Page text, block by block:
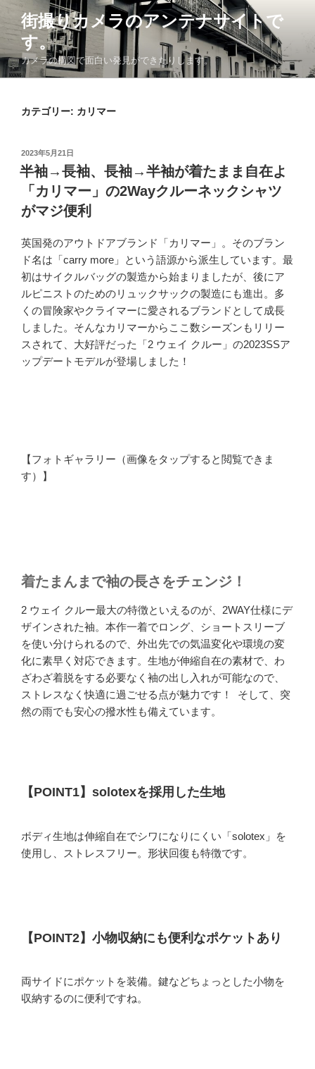
コ
ン
テ
ン
ツ
街撮りカメラのアンテナサイトで
す。
カメラの構図で面白い発見ができたりします。
カテゴリー: カリマー
投
稿
日:
2023年5月21日
半袖→長袖、長袖→半袖が着たまま自在よ
「カリマー」の2Wayクルーネックシャツ
がマジ便利
英国発のアウトドアブランド「カリマー」。そのブラン
ド名は「carry more」という語源から派生しています。最
初はサイクルバッグの製造から始まりましたが、後にア
ルピニストのためのリュックサックの製造にも進出。多
くの冒険家やクライマーに愛されるブランドとして成長
しました。そんなカリマーからここ数シーズンもリリー
スされて、大好評だった「2 ウェイ クルー」の2023SSア
ップデートモデルが登場しました！
【フォトギャラリー（画像をタップすると閲覧できま
す）】
着たまんまで袖の長さをチェンジ！
2 ウェイ クルー最大の特徴といえるのが、2WAY仕様にデ
ザインされた袖。本作一着でロング、ショートスリーブ
を使い分けられるので、外出先での気温変化や環境の変
化に素早く対応できます。生地が伸縮自在の素材で、わ
ざわざ着脱をする必要なく袖の出し入れが可能なので、
ストレスなく快適に過ごせる点が魅力です！ そして、突
然の雨でも安心の撥水性も備えています。
【POINT1】solotexを採用した生地
ボディ生地は伸縮自在でシワになりにくい「solotex」を
使用し、ストレスフリー。形状回復も特徴です。
【POINT2】小物収納にも便利なポケットあり
両サイドにポケットを装備。鍵などちょっとした小物を
収納するのに便利ですね。